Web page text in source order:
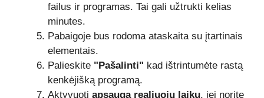
failus ir programas. Tai gali užtrukti kelias
minutes.
Pabaigoje bus rodoma ataskaita su įtartinais
elementais.
Palieskite "Pašalinti" kad ištrintumėte rastą
kenkėjišką programą.
Aktyvuoti apsauga realiuoju laiku, jei norite